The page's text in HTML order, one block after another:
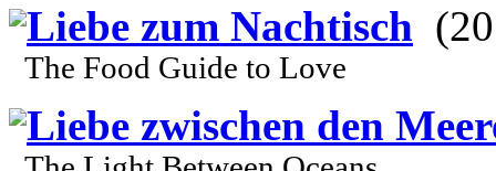
Liebe zum Nachtisch
The Food Guide to Love
Liebe zwischen den